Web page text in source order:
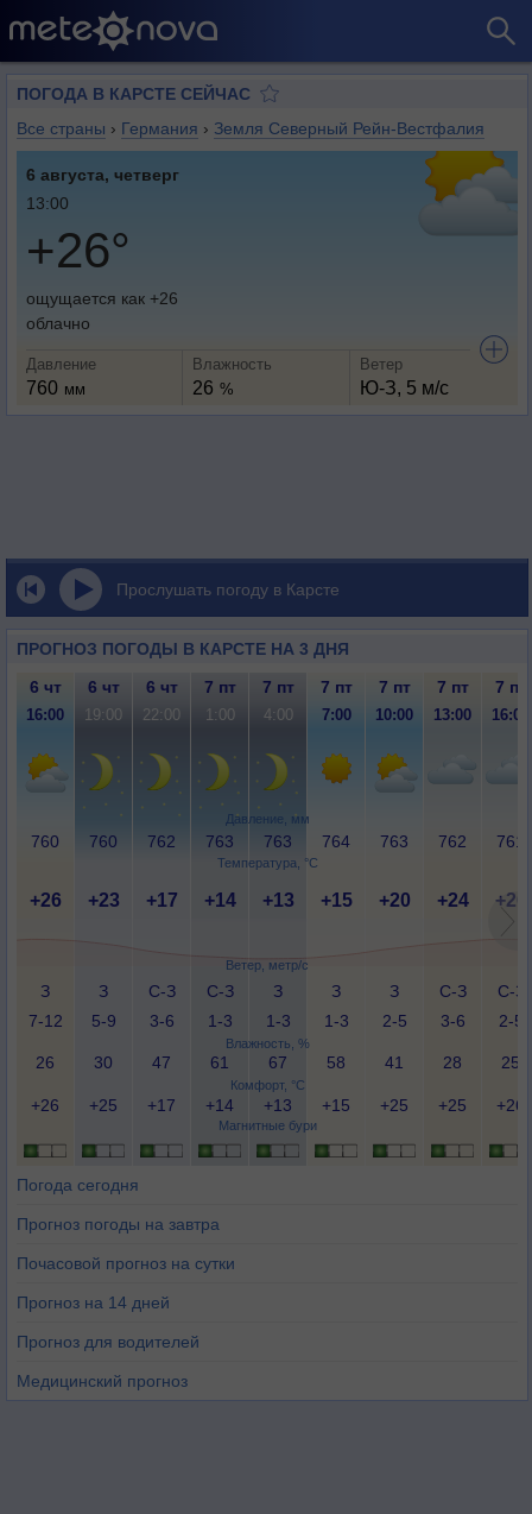
ПОГОДА В КАРСТЕ СЕЙЧАС
Все страны › Германия › Земля Северный Рейн-Вестфалия
6 августа, четверг
13:00
+26°
ощущается как +26
облачно
Давление
760 мм
Влажность
26 %
Ветер
Ю-З, 5 м/с
Прослушать погоду в Карсте
ПРОГНОЗ ПОГОДЫ В КАРСТЕ НА 3 ДНЯ
Давление, мм
Температура, °C
Ветер, метр/с
Влажность, %
Комфорт, °C
Магнитные бури
6 чт 6 чт 6 чт 7 пт 7 пт 7 пт 7 пт 7 пт 7 пт
16:00 19:00 22:00 1:00 4:00 7:00 10:00 13:00 16:00
760 760 762 763 763 764 763 762 761
+26 +23 +17 +14 +13 +15 +20 +24 +26
З
7-12
З
5-9
С-З
3-6
С-З
1-3
З
1-3
З
1-3
З
2-5
С-З
3-6
С-З
2-5
26 30 47 61 67 58 41 28 25
+26 +25 +17 +14 +13 +15 +25 +25 +26
Погода сегодня
Прогноз погоды на завтра
Почасовой прогноз на сутки
Прогноз на 14 дней
Прогноз для водителей
Медицинский прогноз